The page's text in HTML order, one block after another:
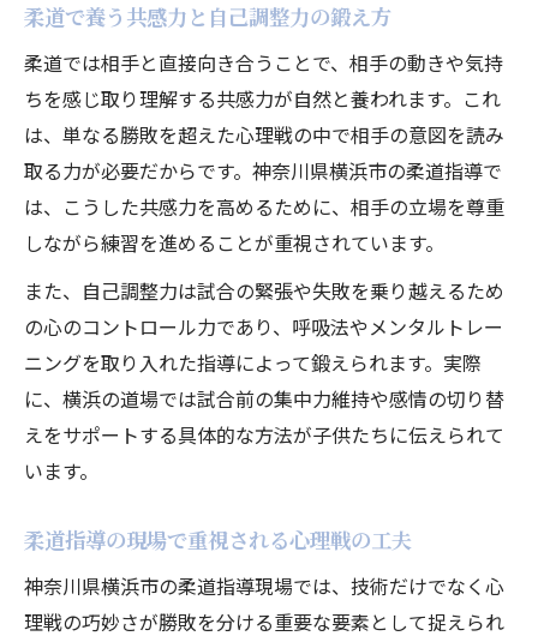
柔道で養う共感力と自己調整力の鍛え方
柔道では相手と直接向き合うことで、相手の動きや気持
ちを感じ取り理解する共感力が自然と養われます。これ
は、単なる勝敗を超えた心理戦の中で相手の意図を読み
取る力が必要だからです。神奈川県横浜市の柔道指導で
は、こうした共感力を高めるために、相手の立場を尊重
しながら練習を進めることが重視されています。
また、自己調整力は試合の緊張や失敗を乗り越えるため
の心のコントロール力であり、呼吸法やメンタルトレー
ニングを取り入れた指導によって鍛えられます。実際
に、横浜の道場では試合前の集中力維持や感情の切り替
えをサポートする具体的な方法が子供たちに伝えられて
います。
柔道指導の現場で重視される心理戦の工夫
神奈川県横浜市の柔道指導現場では、技術だけでなく心
理戦の巧妙さが勝敗を分ける重要な要素として捉えられ